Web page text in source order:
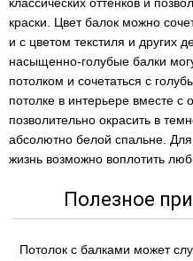
краски. Цвет балок можно
и с цветом текстиля и других
насыщенно-голубые балки
потолком и сочетаться с
потолке в интерьере вместе
позволительно окрасить в
абсолютно белой спальне.
жизнь возможно воплотить
Полезное
Потолок с балками может